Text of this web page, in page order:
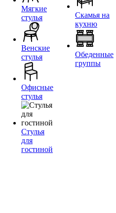
Мягкие
стулья
Венские
стулья
Офисные
стулья
Стулья
для
гостиной
Скамья на
кухню
Обеденные
группы